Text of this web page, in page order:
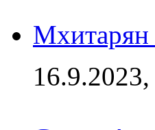
Мхитарян